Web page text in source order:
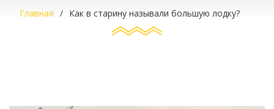
Главная Как в старину называли большую лодку?